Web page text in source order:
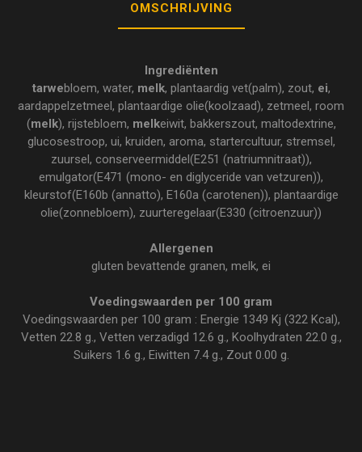
OMSCHRIJVING
Ingrediënten
tarwebloem, water, melk, plantaardig vet(palm), zout, ei,
aardappelzetmeel, plantaardige olie(koolzaad), zetmeel, room
(melk), rijstebloem, melkeiwit, bakkerszout, maltodextrine,
glucosestroop, ui, kruiden, aroma, startercultuur, stremsel,
zuursel, conserveermiddel(E251 (natriumnitraat)),
emulgator(E471 (mono- en diglyceride van vetzuren)),
kleurstof(E160b (annatto), E160a (carotenen)), plantaardige
olie(zonnebloem), zuurteregelaar(E330 (citroenzuur))
Allergenen
gluten bevattende granen, melk, ei
Voedingswaarden per 100 gram
Voedingswaarden per 100 gram : Energie 1349 Kj (322 Kcal),
Vetten 22.8 g., Vetten verzadigd 12.6 g., Koolhydraten 22.0 g.,
Suikers 1.6 g., Eiwitten 7.4 g., Zout 0.00 g.